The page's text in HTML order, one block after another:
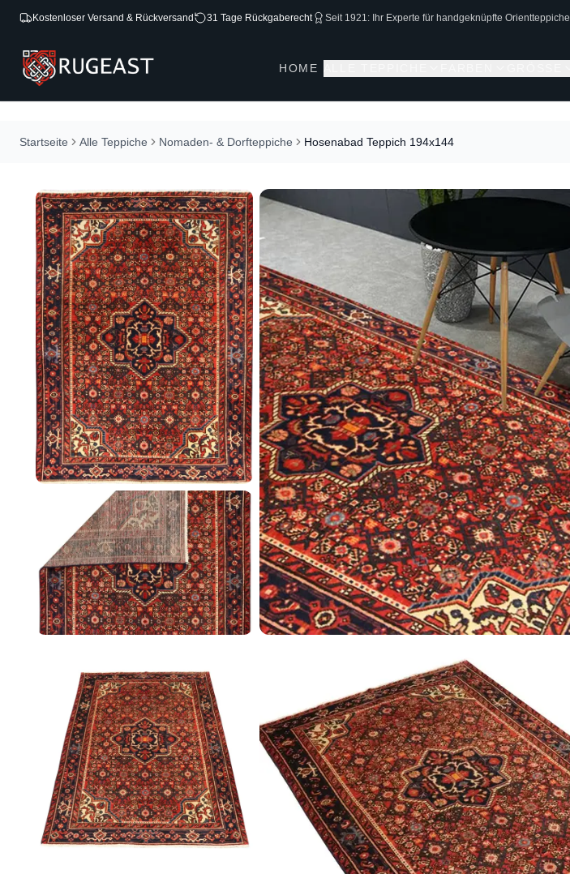
Kostenloser Versand & Rückversand 31 Tage Rückgaberecht Seit 1921: Ihr Experte für handgeknüpfte Orientteppiche
HOME
Startseite Alle Teppiche Nomaden- & Dorfteppiche Hosenabad Teppich 194x144